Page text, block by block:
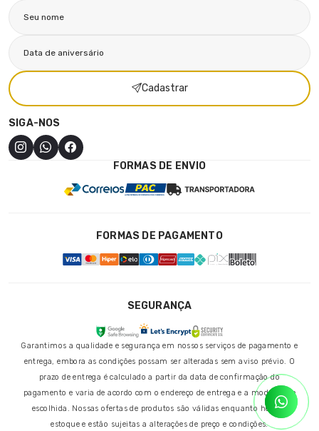
Cadastrar
SIGA-NOS
FORMAS DE ENVIO
FORMAS DE PAGAMENTO
SEGURANÇA
Garantimos a qualidade e segurança em nossos serviços de pagamento e
entrega, embora as condições possam ser alteradas sem aviso prévio. O
prazo de entrega é calculado a partir da data de confirmação do
pagamento e varia de acordo com o endereço de entrega e a modalidade
escolhida. Nossas ofertas de produtos são válidas enquanto houver
estoque e estão sujeitas a alterações de preço e condições.